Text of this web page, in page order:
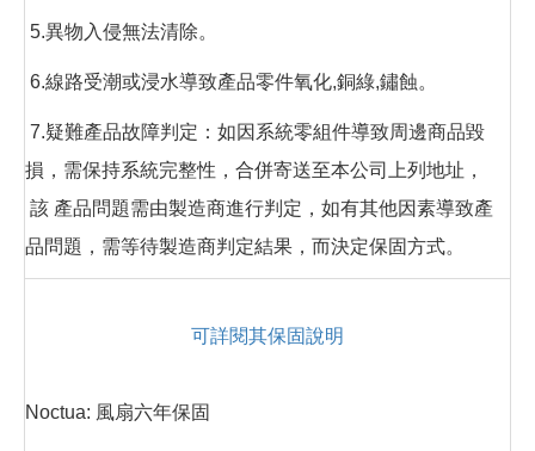
5.異物入侵無法清除。
6.線路受潮或浸水導致產品零件氧化,銅綠,鏽蝕。
7.疑難產品故障判定：如因系統零組件導致周邊商品毀
損，需保持系統完整性，合併寄送至本公司上列地址，
該 產品問題需由製造商進行判定，如有其他因素導致產
品問題，需等待製造商判定結果，而決定保固方式。
可詳閱其保固說明
Noctua: 風扇六年保固